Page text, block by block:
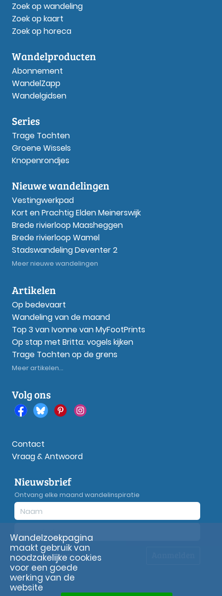
Zoek op wandeling
Zoek op kaart
Zoek op horeca
Wandelproducten
Abonnement
WandelZapp
Wandelgidsen
Series
Trage Tochten
Groene Wissels
Knopenrondjes
Nieuwe wandelingen
Vestingwerkpad
Kort en Prachtig Elden Meinerswijk
Brede rivierloop Maasheggen
Brede rivierloop Wamel
Stadswandeling Deventer 2
Meer nieuwe wandelingen
Artikelen
Op bedevaart
Wandeling van de maand
Top 3 van Ivonne van MyFootPrints
Op stap met Britta: vogels kijken
Trage Tochten op de grens
Meer artikelen...
Volg ons
Contact
Vraag & Antwoord
Nieuwsbrief
Ontvang elke maand wandelinspiratie
Privacyverklaring
Wandelzoekpagina
maakt gebruik van
noodzakelijke cookies
voor een goede
werking van de
website